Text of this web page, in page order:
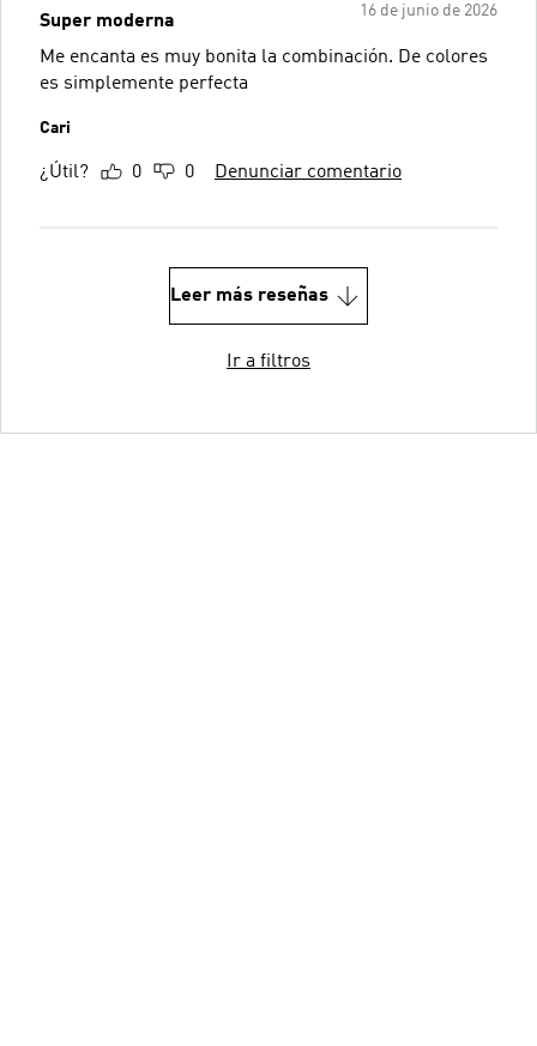
16 de junio de 2026
Super moderna
Me encanta es muy bonita la combinación. De colores
es simplemente perfecta
Cari
¿Útil? 0 0 Denunciar comentario
Leer más reseñas
Ir a filtros